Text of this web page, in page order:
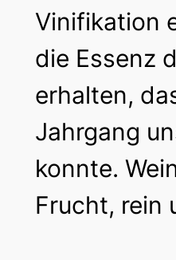
Vinifikation
die Essenz
erhalten,
Jahrgang
konnte.
Frucht, rein